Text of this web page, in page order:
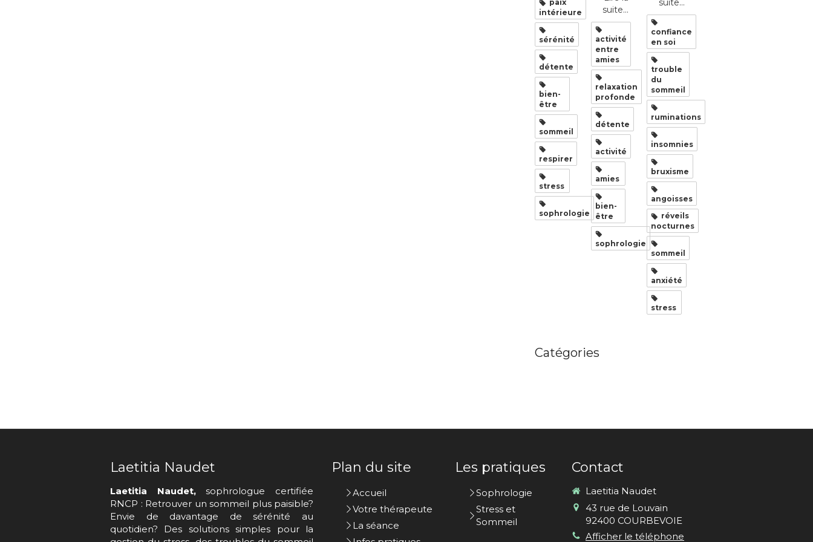
paix
intérieure
sérénité
détente
bien-
être
sommeil
respirer
stress
sophrologie
suite...
activité
entre
amies
relaxation
profonde
détente
activité
amies
bien-
être
sophrologie
suite...
confiance
en soi
trouble
du
sommeil
ruminations
insomnies
bruxisme
angoisses
réveils
nocturnes
sommeil
anxiété
stress
Catégories
Laetitia Naudet
Laetitia Naudet,sophrologue certifiée
RNCP : Retrouver un sommeil plus paisible?
Envie de davantage de sérénité au
quotidien? Des solutions simples pour la
Plan du site
Accueil
Votre thérapeute
La séance
Les pratiques
Sophrologie
Stress et
Sommeil
Contact
Laetitia Naudet
43 rue de Louvain
92400 COURBEVOIE
Afficher le téléphone